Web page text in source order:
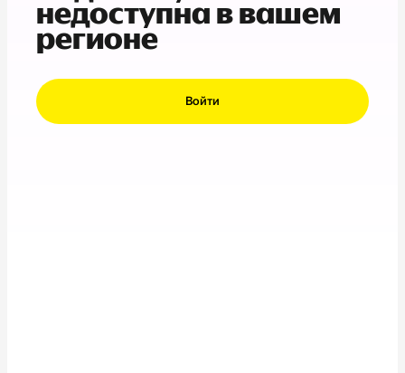
недоступна в вашем
регионе
Войти